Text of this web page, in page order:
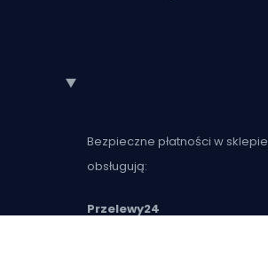
Bezpieczne płatności w sklepie
obsługują:
Przelewy24